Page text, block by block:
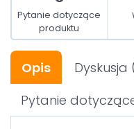
Pytanie dotyczące
produktu
Opis Dyskusja
Pytanie